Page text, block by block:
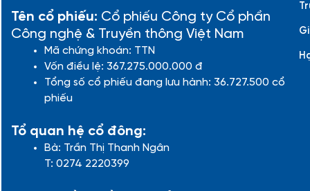
Tên cổ phiếu: Cổ phiếu Công ty Cổ phần
Công nghệ & Truyền thông Việt Nam
Mã chứng khoán: TTN
Vốn điều lệ: 367.275.000.000 đ
Tổng số cổ phiếu đang lưu hành: 36.727.500 cổ
phiếu
Tổ quan hệ cổ đông:
Bà: Trần Thị Thanh Ngân
T: 0274 2220399